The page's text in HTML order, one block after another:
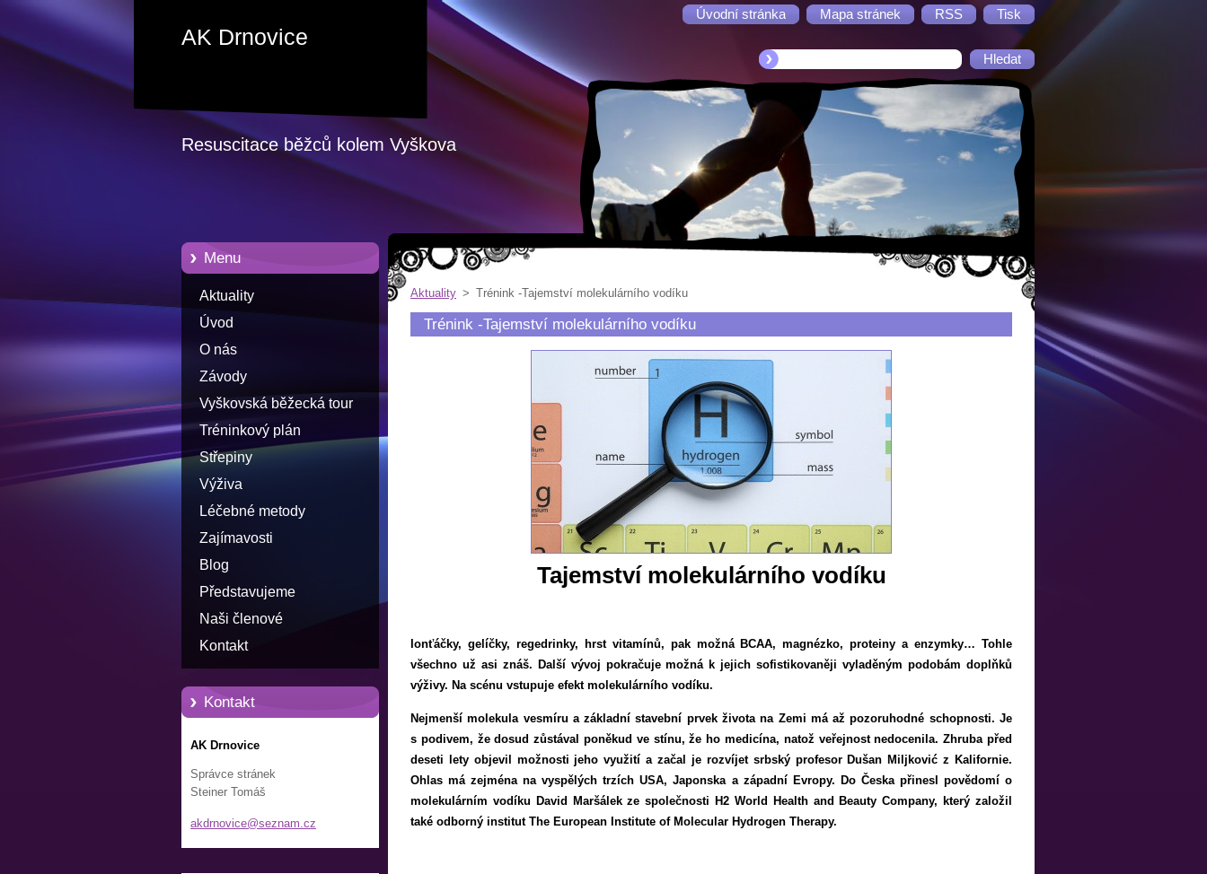
Úvodní stránka Mapa stránek RSS Tisk
AK Drnovice
Resuscitace běžců kolem Vyškova
Menu
Aktuality
Úvod
O nás
Závody
Vyškovská běžecká tour
Tréninkový plán
Střepiny
Výživa
Léčebné metody
Zajímavosti
Blog
Představujeme
Naši členové
Kontakt
Kontakt
AK Drnovice
Správce stránek
Steiner Tomáš
akdrnovice@seznam.cz
Aktuality > Trénink -Tajemství molekulárního vodíku
Trénink -Tajemství molekulárního vodíku
Tajemství molekulárního vodíku
Ionťáčky, gelíčky, regedrinky, hrst vitamínů, pak možná BCAA, magnézko, proteiny a enzymky… Tohle
všechno už asi znáš. Další vývoj pokračuje možná k jejich sofistikovaněji vyladěným podobám doplňků
výživy. Na scénu vstupuje efekt molekulárního vodíku.
Nejmenší molekula vesmíru a základní stavební prvek života na Zemi má až pozoruhodné schopnosti. Je
s podivem, že dosud zůstával poněkud ve stínu, že ho medicína, natož veřejnost nedocenila. Zhruba před
deseti lety objevil možnosti jeho využití a začal je rozvíjet srbský profesor Dušan Miljković z Kalifornie.
Ohlas má zejména na vyspělých trzích USA, Japonska a západní Evropy. Do Česka přinesl povědomí o
molekulárním vodíku David Maršálek ze společnosti H2 World Health and Beauty Company, který založil
také odborný institut The European Institute of Molecular Hydrogen Therapy.